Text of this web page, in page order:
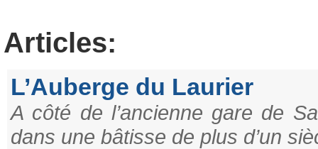
Articles:
L’Auberge du Laurier
A côté de l’ancienne gare de
dans une bâtisse de plus d’un